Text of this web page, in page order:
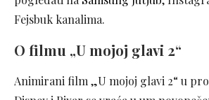
Fejsbuk kanalima.
O filmu „U mojoj glavi 2“
Animirani film „U mojoj glavi 2“ u